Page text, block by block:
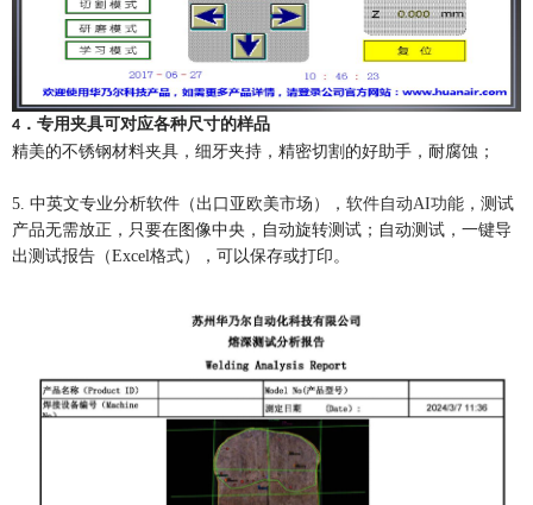
4 ．专用夹具可对应各种尺寸的样品
精美的不锈钢材料夹具，细牙夹持，精密切割的好助手，耐腐蚀；
5. 中英文专业分析软件（出口亚欧美市场）， 软件自动AI功能 ，测试
产品无需放正，只要在图像中央，自动旋转测试；自动测试，一键导
出测试报告（Excel格式），可以保存或打印。